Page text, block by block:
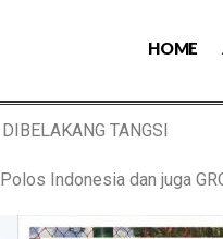
HOME
TANGSI
Indonesia dan juga